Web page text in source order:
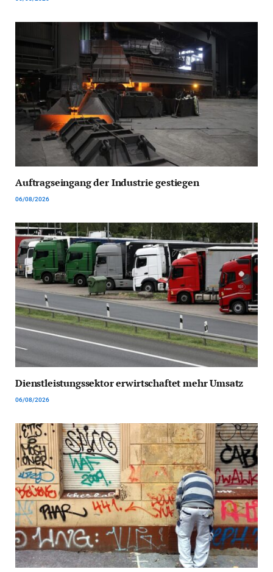
Auftragseingang der Industrie gestiegen
06/08/2026
Dienstleistungssektor erwirtschaftet mehr Umsatz
06/08/2026